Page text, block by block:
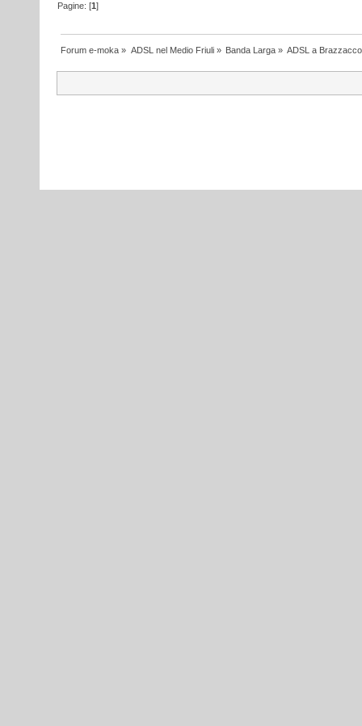
Pagine: [1]
Forum e-moka » ADSL nel Medio Friuli» Banda Larga» ADSL a